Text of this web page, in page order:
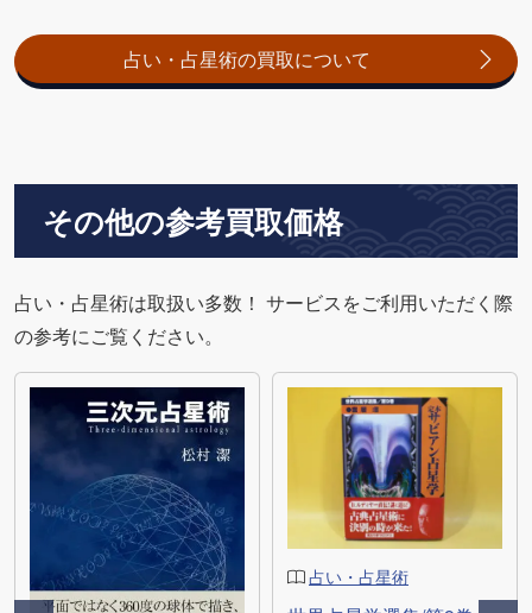
占い・占星術の買取について
その他の参考買取価格
占い・占星術は取扱い多数！ サービスをご利用いただく際
の参考にご覧ください。
占い・占星術